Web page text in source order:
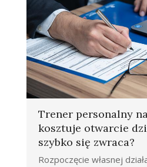
Trener personalny
kosztuje otwarcie
szybko się zwraca?
Rozpoczęcie własnej